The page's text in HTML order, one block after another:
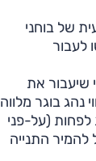
של בוחני
לעבור
נהיגה מעשי. מי שיעבור את
מותנה בחובת ליווי נהג בוגר מלווה
בשעות הלילה (מ-21:00 ועד 06:00 בבוקר). משך הליווי יהיה 50 שעות לפחות (על-פני
יוכל להמיר התנייה